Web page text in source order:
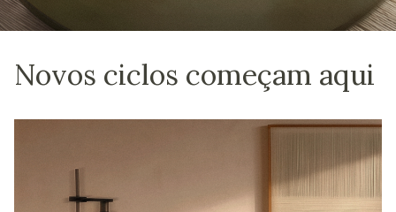
Novos ciclos começam aqui